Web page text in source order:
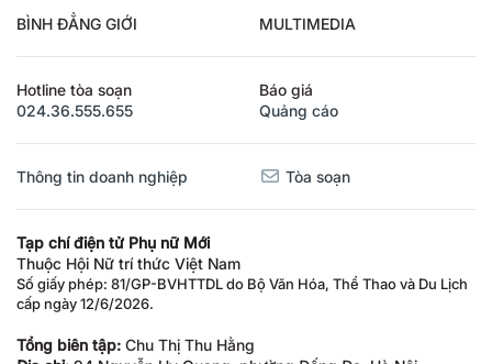
BÌNH ĐẲNG GIỚI MULTIMEDIA
Hotline tòa soạn
024.36.555.655
Báo giá
Quảng cáo
Thông tin doanh nghiệp Tòa soạn
Tạp chí điện tử Phụ nữ Mới
Thuộc Hội Nữ trí thức Việt Nam
Số giấy phép: 81/GP-BVHTTDL do Bộ Văn Hóa, Thể Thao và Du Lịch
cấp ngày 12/6/2026.
Tổng biên tập: Chu Thị Thu Hằng